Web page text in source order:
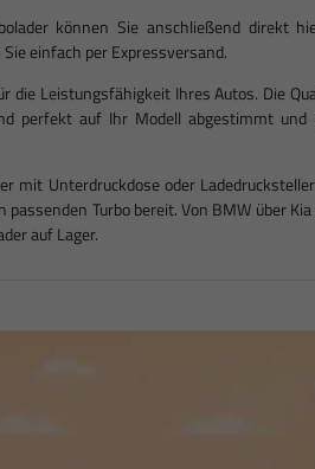
können Sie anschließend direkt
einfach per Expressversand.
die Leistungsfähigkeit Ihres Autos. Die
perfekt auf Ihr Modell abgestimmt
mit Unterdruckdose oder
Turbo bereit. Von BMW über
auf Lager.